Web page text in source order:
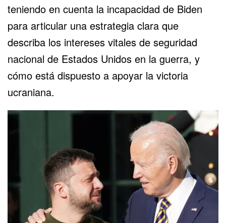
teniendo en cuenta la incapacidad de Biden
para articular una estrategia clara que
describa los intereses vitales de seguridad
nacional de Estados Unidos en la guerra, y
cómo está dispuesto a apoyar la victoria
ucraniana.